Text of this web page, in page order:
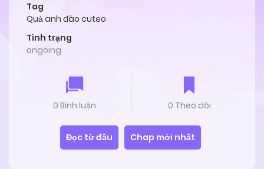
Tag
Quả anh đào cuteo
Tình trạng
ongoing
0 Bình luận 0 Theo dõi
Đọc từ đầu Chap mới nhất